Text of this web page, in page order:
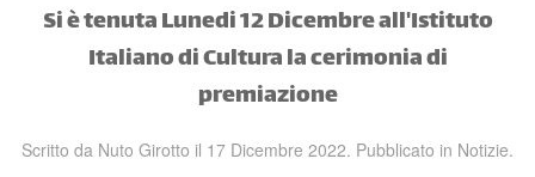
Si è tenuta Lunedi 12 Dicembre all'Istituto
Italiano di Cultura la cerimonia di
premiazione
Scritto da Nuto Girotto il 17 Dicembre 2022. Pubblicato in Notizie.